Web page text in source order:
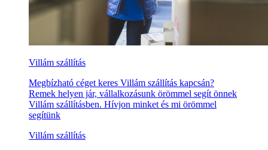
Villám szállítás
Megbízható céget keres Villám szállítás kapcsán?
Remek helyen jár, vállalkozásunk örömmel segít önnek
Villám szállításben. Hívjon minket és mi örömmel
segítünk
Villám szállítás